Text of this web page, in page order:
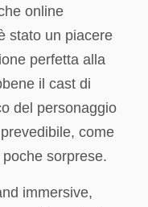
online
stato un piacere
perfetta alla
il cast di
del personaggio
come
sorprese.
immersive,